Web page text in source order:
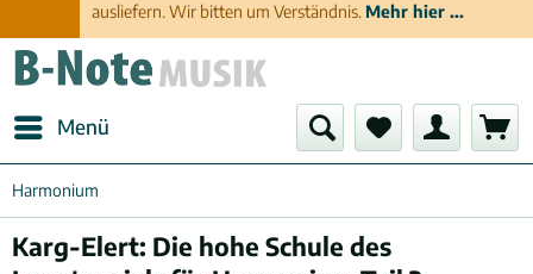
ausliefern. Wir bitten um Verständnis. Mehr hier ...
Menü
Harmonium
Karg-Elert: Die hohe Schule des